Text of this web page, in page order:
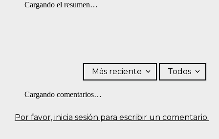
Cargando el resumen…
Por favor, inicia sesión para escribir un comentario.
Más reciente Todos
Cargando comentarios…